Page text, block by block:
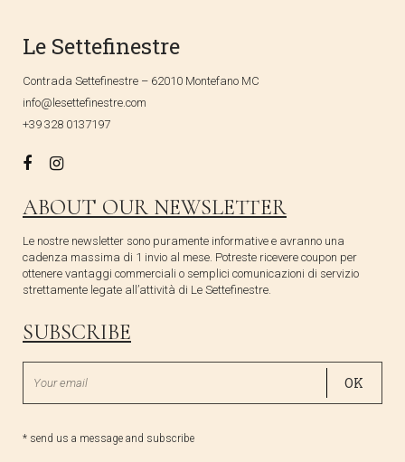
Le Settefinestre
Contrada Settefinestre – 62010 Montefano MC
info@lesettefinestre.com
+39 328 0137197
ABOUT OUR NEWSLETTER
Le nostre newsletter sono puramente informative e avranno una
cadenza massima di 1 invio al mese. Potreste ricevere coupon per
ottenere vantaggi commerciali o semplici comunicazioni di servizio
strettamente legate all’attività di Le Settefinestre.
SUBSCRIBE
* send us a message and subscribe